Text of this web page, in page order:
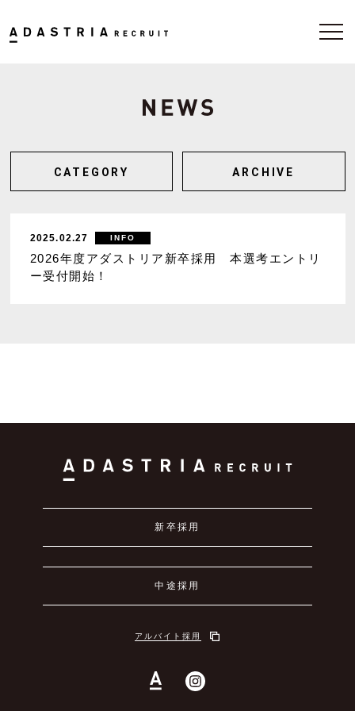
CATEGORY ARCHIVE
2025.02.27 INFO
2026年度アダストリア新卒採用 本選考エントリ
ー受付開始！
新卒採用
中途採用
アルバイト採用